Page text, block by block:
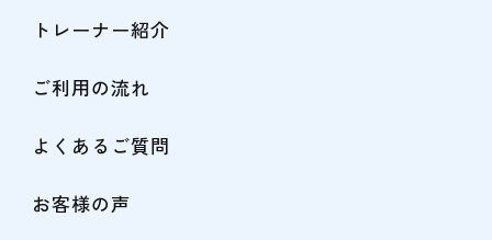
トレーナー紹介
ご利用の流れ
よくあるご質問
お客様の声